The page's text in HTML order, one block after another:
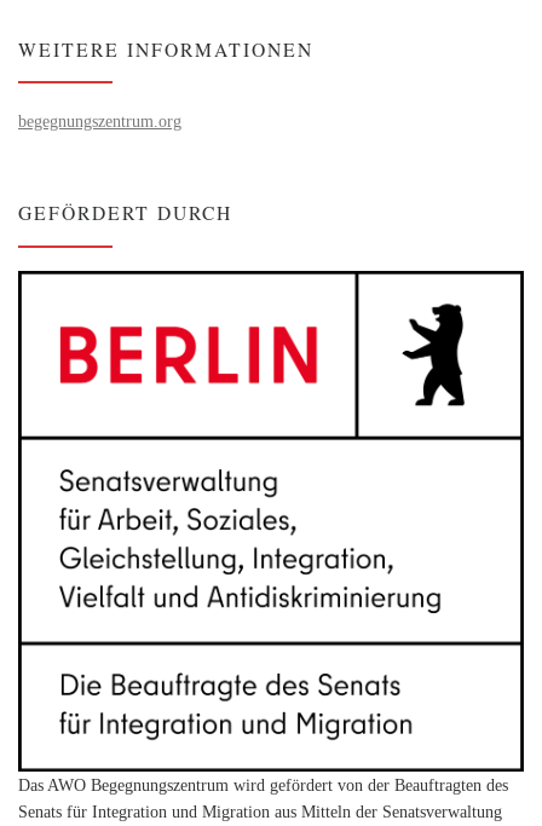
WEITERE INFORMATIONEN
begegnungszentrum.org
GEFÖRDERT DURCH
Das AWO Begegnungszentrum wird gefördert von der Beauftragten des
Senats für Integration und Migration aus Mitteln der Senatsverwaltung